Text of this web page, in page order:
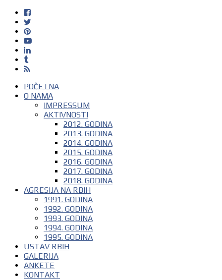
POČETNA
O NAMA
IMPRESSUM
AKTIVNOSTI
2012. GODINA
2013. GODINA
2014. GODINA
2015. GODINA
2016. GODINA
2017. GODINA
2018. GODINA
AGRESIJA NA RBIH
1991. GODINA
1992. GODINA
1993. GODINA
1994. GODINA
1995. GODINA
USTAV RBIH
GALERIJA
ANKETE
KONTAKT